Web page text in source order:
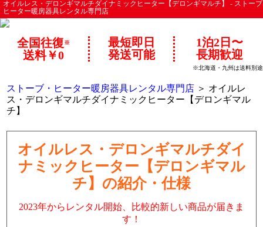
オイルレス・デロンギマルチダイナミックヒーター【デロンギマルチ】 - ストーブ
ヒーター暖房器具レンタル専門店
全国往復※
送料￥0
最短即日
発送可能
1泊2日〜
長期歓迎
※北海道・九州は送料別途
ストーブ・ヒーター暖房器具レンタル専門店 ＞ オイルレ
ス・デロンギマルチダイナミックヒーター【デロンギマル
チ】
オイルレス・デロンギマルチダイ
ナミックヒーター【デロンギマル
チ】の紹介・仕様
2023年からレンタル開始、比較的新しい商品が届きま
す！